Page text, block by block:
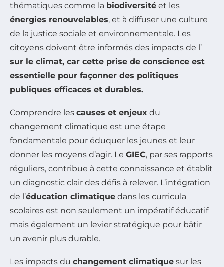
thématiques comme la biodiversité et les
énergies renouvelables, et à diffuser une culture
de la justice sociale et environnementale. Les
citoyens doivent être informés des impacts de l’
sur le climat, car cette prise de conscience est
essentielle pour façonner des politiques
publiques efficaces et durables.
Comprendre les causes et enjeux du
changement climatique est une étape
fondamentale pour éduquer les jeunes et leur
donner les moyens d’agir. Le GIEC, par ses rapports
réguliers, contribue à cette connaissance et établit
un diagnostic clair des défis à relever. L’intégration
de l’éducation climatique dans les curricula
scolaires est non seulement un impératif éducatif
mais également un levier stratégique pour bâtir
un avenir plus durable.
Les impacts du changement climatique sur les